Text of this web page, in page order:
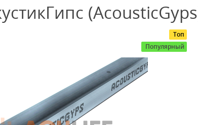
Топ
Популярный